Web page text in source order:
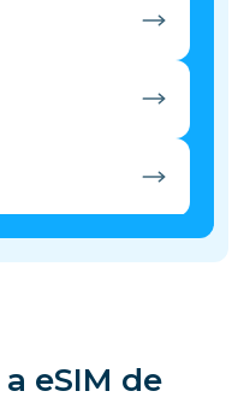
eSIM de